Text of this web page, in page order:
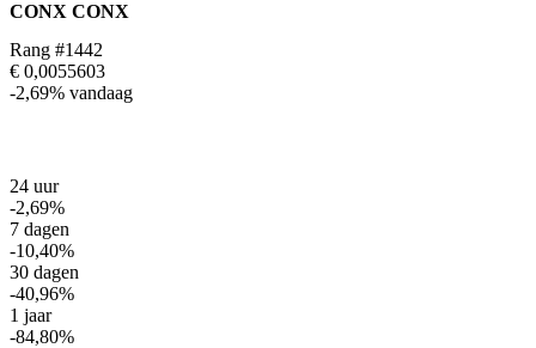
CONX CONX
Rang #1442
€ 0,0055603
-2,69% vandaag
24 uur
-2,69%
7 dagen
-10,40%
30 dagen
-40,96%
1 jaar
-84,80%